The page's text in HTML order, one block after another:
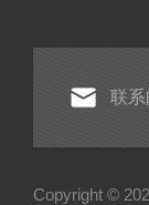
联
Copyright ©